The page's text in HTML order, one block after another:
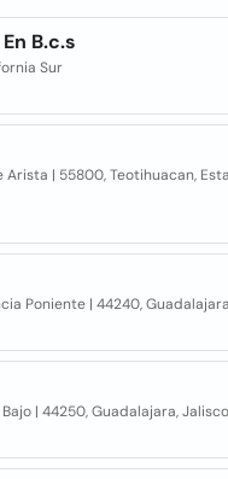
B.c.s
Sur
Arista | 55800, Teotihuacan,
Poniente | 44240,
| 44250, Guadalajara, Jalisco